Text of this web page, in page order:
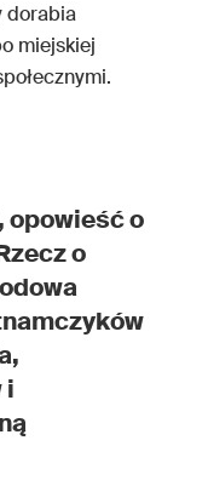
dorabia
miejskiej
opowieść o
o
i